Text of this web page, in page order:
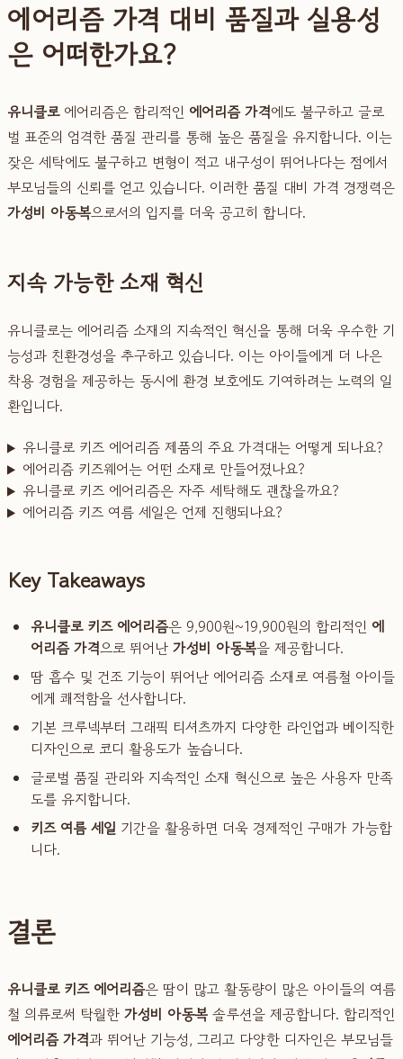
에어리즘 가격 대비 품질과 실용성
은 어떠한가요?
유니클로에어리즘은 합리적인 에어리즘 가격에도 불구하고 글로
벌 표준의 엄격한 품질 관리를 통해 높은 품질을 유지합니다. 이는
잦은 세탁에도 불구하고 변형이 적고 내구성이 뛰어나다는 점에서
부모님들의 신뢰를 얻고 있습니다. 이러한 품질 대비 가격 경쟁력은
가성비 아동복으로서의 입지를 더욱 공고히 합니다.
지속 가능한 소재 혁신
유니클로는 에어리즘 소재의 지속적인 혁신을 통해 더욱 우수한 기
능성과 친환경성을 추구하고 있습니다. 이는 아이들에게 더 나은
착용 경험을 제공하는 동시에 환경 보호에도 기여하려는 노력의 일
환입니다.
유니클로 키즈 에어리즘 제품의 주요 가격대는 어떻게 되나요?
에어리즘 키즈웨어는 어떤 소재로 만들어졌나요?
유니클로 키즈 에어리즘은 자주 세탁해도 괜찮을까요?
에어리즘 키즈 여름 세일은 언제 진행되나요?
Key Takeaways
유니클로 키즈 에어리즘은 9,900원~19,900원의 합리적인 에
어리즘 가격으로 뛰어난 가성비 아동복을 제공합니다.
땀 흡수 및 건조 기능이 뛰어난 에어리즘 소재로 여름철 아이들
에게 쾌적함을 선사합니다.
기본 크루넥부터 그래픽 티셔츠까지 다양한 라인업과 베이직한
디자인으로 코디 활용도가 높습니다.
글로벌 품질 관리와 지속적인 소재 혁신으로 높은 사용자 만족
도를 유지합니다.
키즈 여름 세일 기간을 활용하면 더욱 경제적인 구매가 가능합
니다.
결론
유니클로 키즈 에어리즘은 땀이 많고 활동량이 많은 아이들의 여름
철 의류로써 탁월한 가성비 아동복 솔루션을 제공합니다. 합리적인
에어리즘 가격과 뛰어난 기능성, 그리고 다양한 디자인은 부모님들